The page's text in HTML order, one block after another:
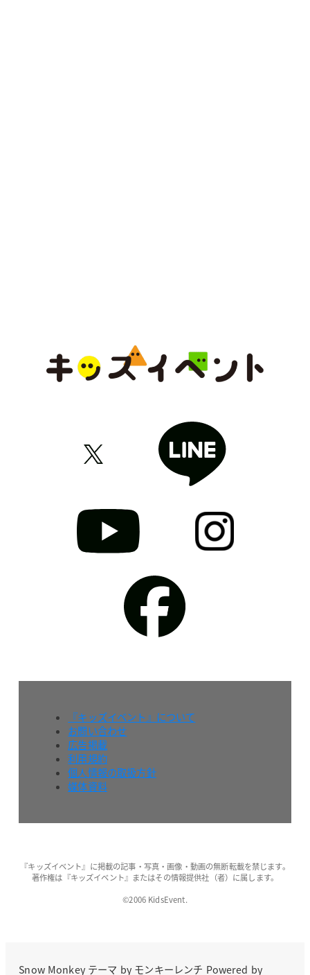
『キッズイベント』について
お問い合わせ
広告掲載
利用規約
個人情報の取扱方針
媒体資料
『キッズイベント』に掲載の記事・写真・画像・動画の無断転載を禁じます。
著作権は『キッズイベント』またはその情報提供社（者）に属します。
©2006 KidsEvent.
Snow Monkeyテーマ by モンキーレンチ Powered by